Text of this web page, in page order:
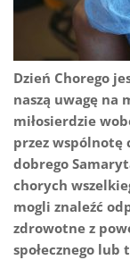
Dzień Chorego
naszą uwagę na
miłosierdzie
przez wspólnotę
dobrego
chorych
mogli znaleźć
zdrowotne z
społecznego